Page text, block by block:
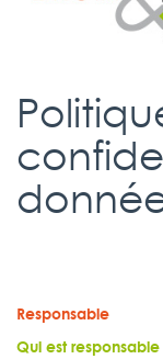
Responsable
Qui est